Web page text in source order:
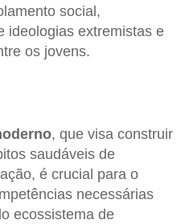
social,
ideologias extremistas e
os jovens.
, que visa construir
saudáveis de
é crucial para o
necessárias
ecossistema de